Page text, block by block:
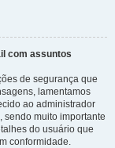
com assuntos
de segurança que
lamentamos
ao administrador
sendo muito importante
do usuário que
conformidade.